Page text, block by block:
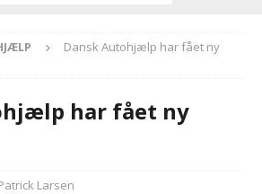
Dansk Autohjælp har fået ny
har fået ny
Larsen